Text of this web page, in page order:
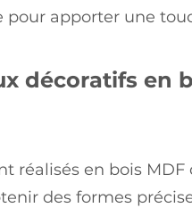
pour apporter une
décoratifs en
réalisés en bois
des formes